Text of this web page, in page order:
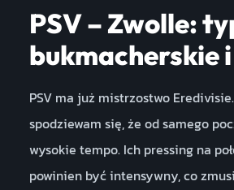
PSV – Zwolle:
bukmacherskie
PSV ma już mistrzostwo
spodziewam się, że od samego
wysokie tempo. Ich pressing na
powinien być intensywny, co